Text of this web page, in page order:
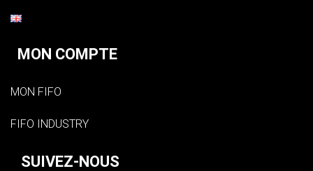
MON COMPTE
MON FIFO
FIFO INDUSTRY
SUIVEZ-NOUS